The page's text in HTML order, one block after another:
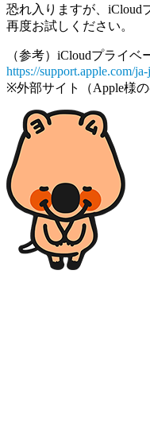
恐れ入りますが、iCloud
再度お試しください。
（参考）iCloudプライベ
https://support.apple.com/
※外部サイト（Apple様